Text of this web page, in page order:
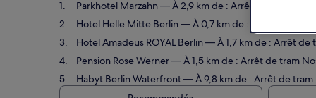
Parkhotel Marzahn— À 2,9 km de : Arrêt de tram
Hotel Helle Mitte Berlin— À 0,7 km de : Arrêt de tram
Hotel Amadeus ROYAL Berlin— À 1,7 km de : Arrêt de
Pension Rose Werner— À 1,5 km de : Arrêt de tram
Habyt Berlin Waterfront— À 9,8 km de : Arrêt de tram